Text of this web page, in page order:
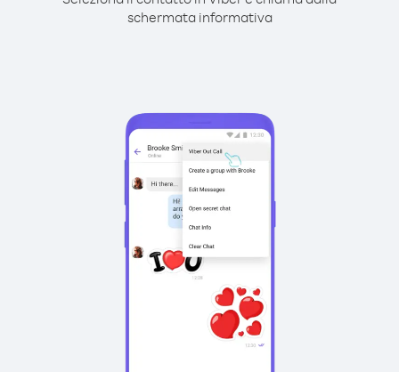
schermata informativa